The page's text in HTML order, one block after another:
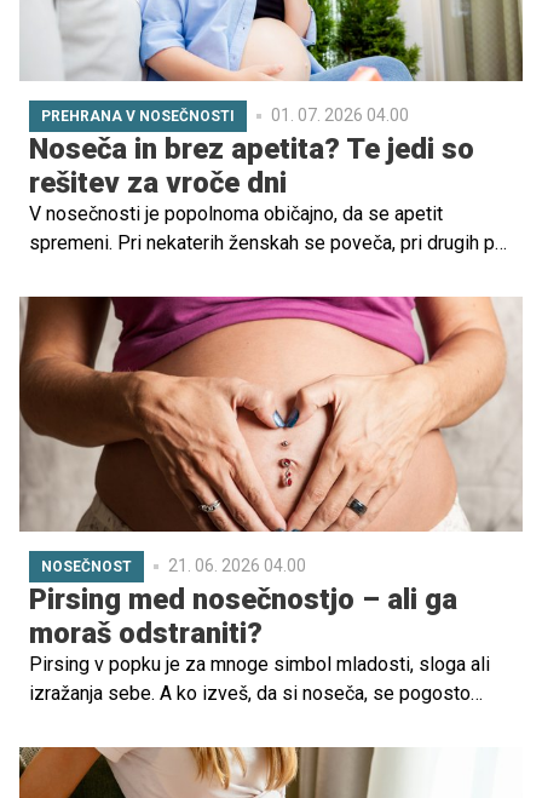
PREHRANA V NOSEČNOSTI 01. 07. 2026 04.00
Noseča in brez apetita? Te jedi so
rešitev za vroče dni
V nosečnosti je popolnoma običajno, da se apetit
spremeni. Pri nekaterih ženskah se poveča, pri drugih pa
temperature dodatno vplivajo na počutje, lahko pride do
tega, da hrana preprosto "ne diši".
NOSEČNOST 21. 06. 2026 04.00
Pirsing med nosečnostjo – ali ga
moraš odstraniti?
Pirsing v popku je za mnoge simbol mladosti, sloga ali
izražanja sebe. A ko izveš, da si noseča, se pogosto
moram odstraniti? Lahko povzroča težave?